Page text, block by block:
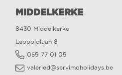
MIDDELKERKE
8430 Middelkerke
Leopoldlaan 8
059 77 01 09
valeried@servimoholidays.be